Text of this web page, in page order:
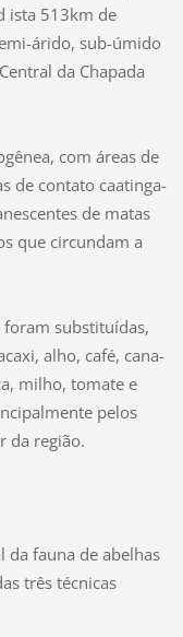
ista 513km de
árido, sub-úmido
da Chapada
com áreas de
de contato caatinga-
de matas
que circundam a
foram substituídas,
alho, café, cana-
milho, tomate e
pelos
da região.
da fauna de abelhas
três técnicas